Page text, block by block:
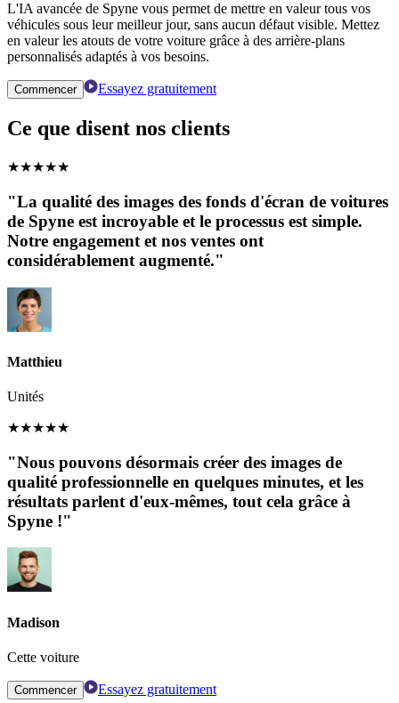
L'IA avancée de Spyne vous permet de mettre en valeur tous vos
véhicules sous leur meilleur jour, sans aucun défaut visible. Mettez
en valeur les atouts de votre voiture grâce à des arrière-plans
personnalisés adaptés à vos besoins.
Commencer Essayez gratuitement
Ce que disent nos clients
★★★★★
"La qualité des images des fonds d'écran de voitures
de Spyne est incroyable et le processus est simple.
Notre engagement et nos ventes ont
considérablement augmenté."
Matthieu
Unités
★★★★★
"Nous pouvons désormais créer des images de
qualité professionnelle en quelques minutes, et les
résultats parlent d'eux-mêmes, tout cela grâce à
Spyne !"
Madison
Cette voiture
Commencer Essayez gratuitement